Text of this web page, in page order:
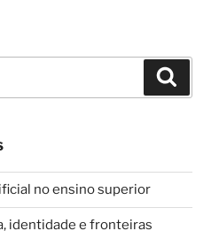
no ensino superior
identidade e fronteiras